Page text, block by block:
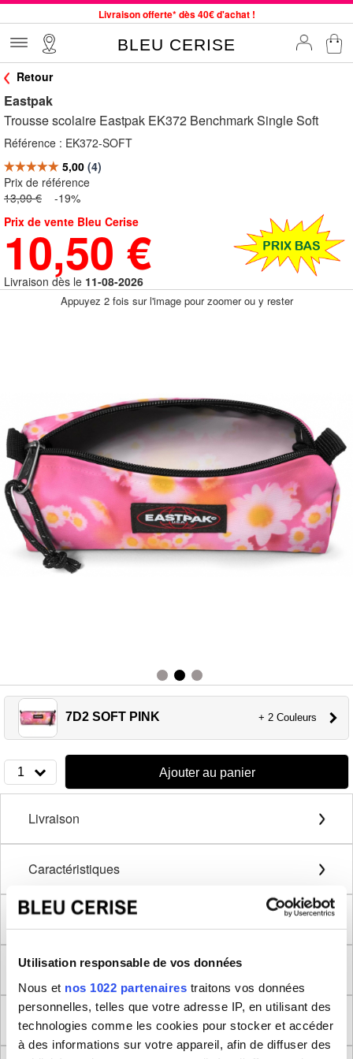
Utilisation responsable de vos données
Nous et nos 1022 partenaires traitons vos données
personnelles, telles que votre adresse IP, en utilisant des
technologies comme les cookies pour stocker et accéder
à des informations sur votre appareil, afin de diffuser des
Livraison offerte* dès 40€ d'achat !
Commande avant 12h expédiée le jour même, du lundi au vendredi
Jusqu'à -75% sur le site du 29/07 au 27/08
Samsonite, Delsey, American Tourister, Little Marcel à Prix Bas
BLEU CERISE
Retour
Eastpak
Trousse scolaire Eastpak EK372 Benchmark Single Soft
Référence : EK372-SOFT
Prix de référence
13,00 € -19%
Prix de vente Bleu Cerise
10,50 €
Livraison dès le 11-08-2026
Appuyez 2 fois sur l'image pour zoomer ou y rester
7D2 SOFT PINK + 2 Couleurs
1 Ajouter au panier
Livraison
Caractéristiques
Détails extérieurs
Détails intérieurs
Description